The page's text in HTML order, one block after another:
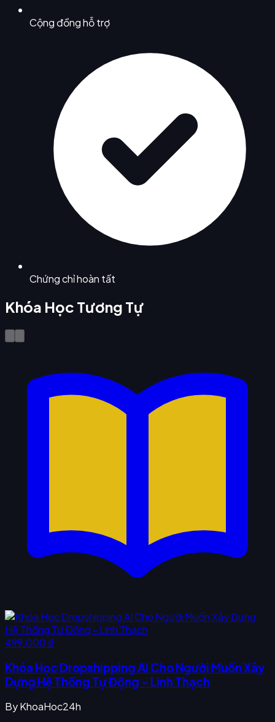
Cộng đồng hỗ trợ
Chứng chỉ hoàn tất
Khóa Học Tương Tự
499.000 ₫
Khóa Học Dropshipping AI Cho Người Muốn Xây
Dựng Hệ Thống Tự Động - Linh Thạch
ByKhoaHoc24h